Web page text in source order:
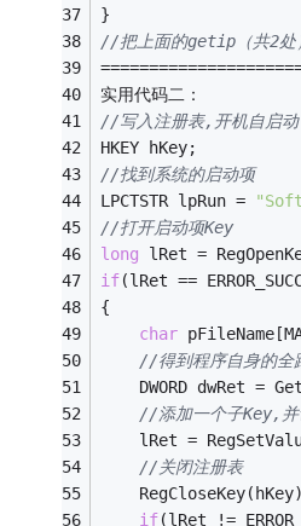
}
//把上面的getip（共2处
实用代码二：
//写入注册表,开机自启动
HKEY hKey;
//找到系统的启动项
LPCTSTR lpRun =
//打开启动项Key
long lRet =
if(lRet ==
{
char
//得到程序自身的全
DWORD dwRet =
//添加一个子Key,
lRet =
//关闭注册表
if(lRet !=